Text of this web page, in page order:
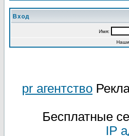
Вход
Имя:
Наши
pr агентство
Бесплатные
IP